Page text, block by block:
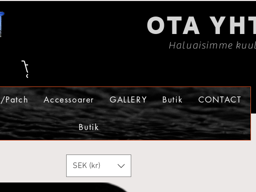
OTA
Haluaisimme
Patch Accessoarer GALLERY Butik CONTACT
Butik
SEK (kr)